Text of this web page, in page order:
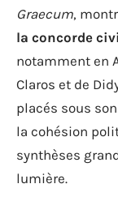
Graecum,
la concorde
notamment en
Claros et de
placés sous
la cohésion
synthèses
lumière.